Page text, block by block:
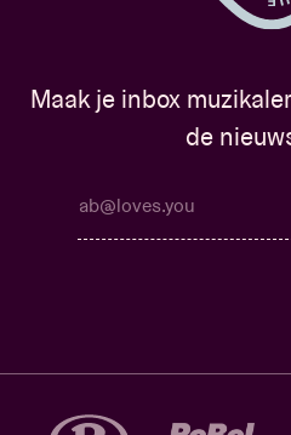
Maak je inbox
de